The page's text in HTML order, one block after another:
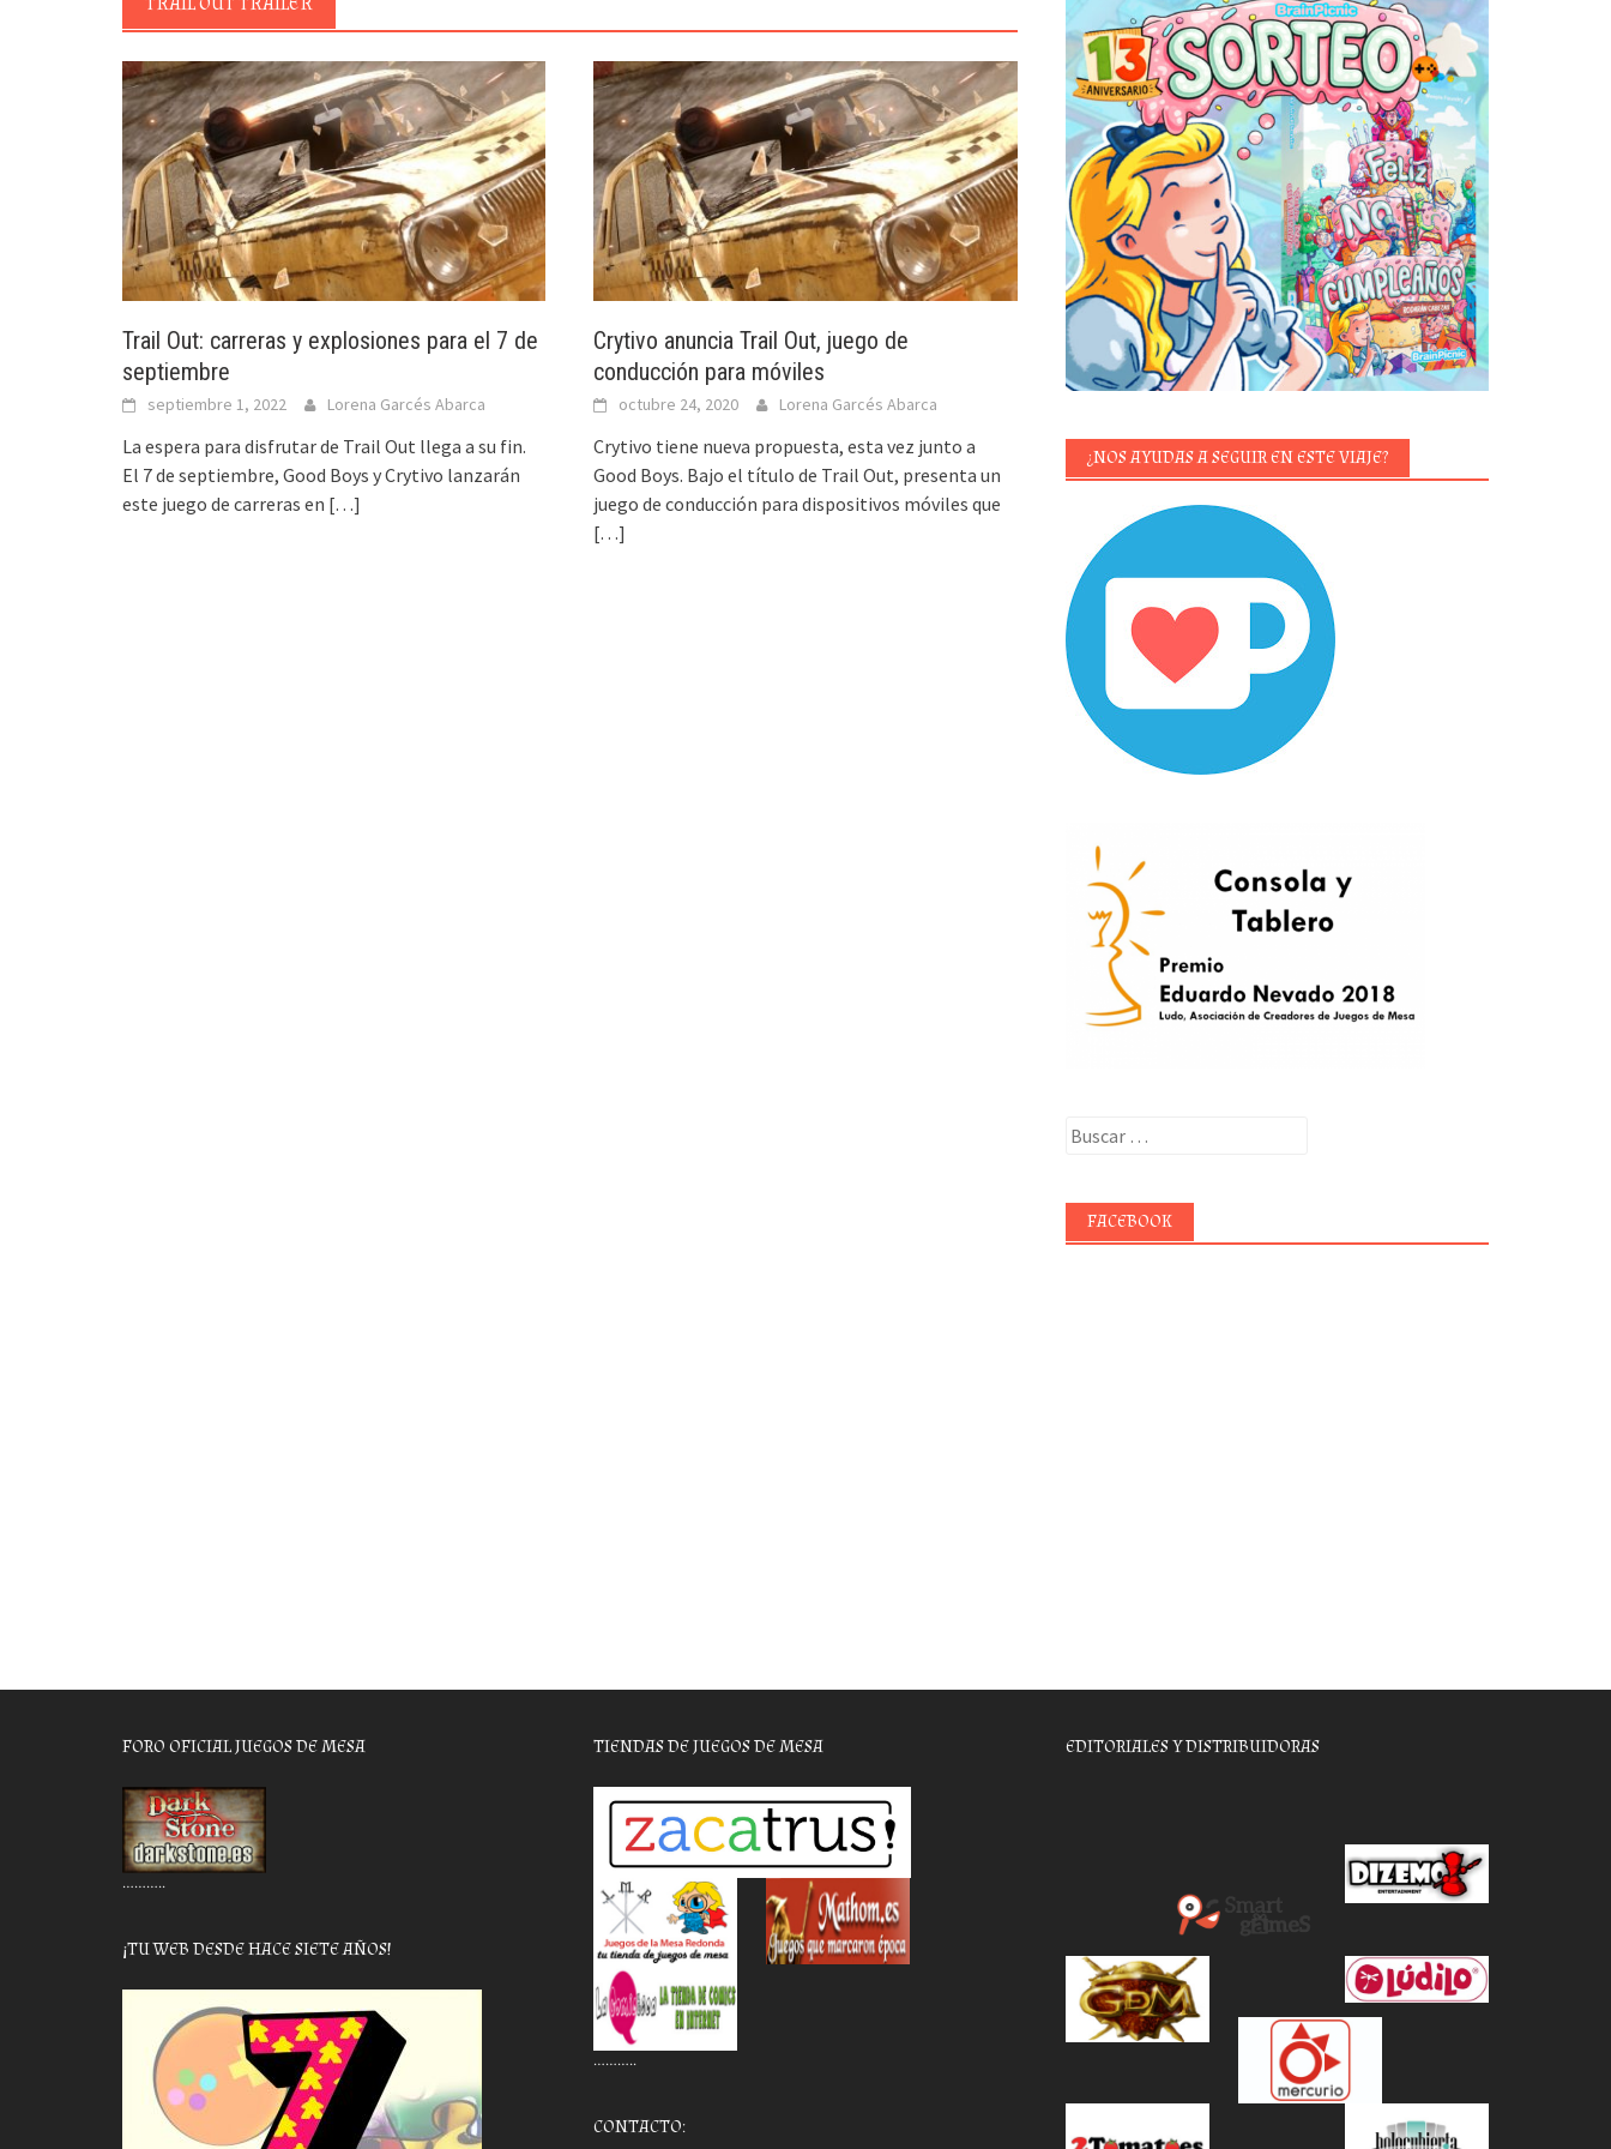
Trail Out: carreras y explosiones para el 7 de
septiembre
septiembre 1, 2022 Lorena Garcés Abarca
La espera para disfrutar de Trail Out llega a su fin.
El 7 de septiembre, Good Boys y Crytivo lanzarán
este juego de carreras en […]
Crytivo anuncia Trail Out, juego de
conducción para móviles
octubre 24, 2020 Lorena Garcés Abarca
Crytivo tiene nueva propuesta, esta vez junto a
Good Boys. Bajo el título de Trail Out, presenta un
juego de conducción para dispositivos móviles que
[…]
¿NOS AYUDAS A SEGUIR EN ESTE VIAJE?
Buscar:
FACEBOOK
FORO OFICIAL JUEGOS DE MESA
………..
¡TU WEB DESDE HACE SIETE AÑOS!
TIENDAS DE JUEGOS DE MESA
………..
CONTACTO:
EDITORIALES Y DISTRIBUIDORAS